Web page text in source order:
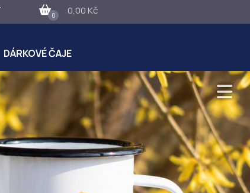
0 0,00 Kč
DÁRKOVÉ ČAJE